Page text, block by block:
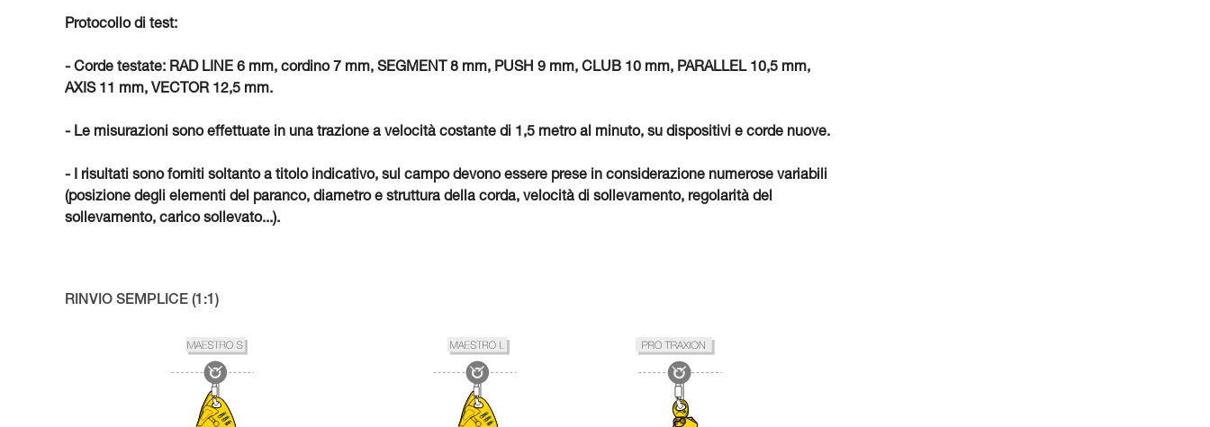
Protocollo di test:
- Corde testate: RAD LINE 6 mm, cordino 7 mm, SEGMENT 8 mm, PUSH 9 mm, CLUB 10 mm, PARALLEL 10,5 mm,
AXIS 11 mm, VECTOR 12,5 mm.
- Le misurazioni sono effettuate in una trazione a velocità costante di 1,5 metro al minuto, su dispositivi e corde nuove.
- I risultati sono forniti soltanto a titolo indicativo, sul campo devono essere prese in considerazione numerose variabili
(posizione degli elementi del paranco, diametro e struttura della corda, velocità di sollevamento, regolarità del
sollevamento, carico sollevato...).
RINVIO SEMPLICE (1:1)